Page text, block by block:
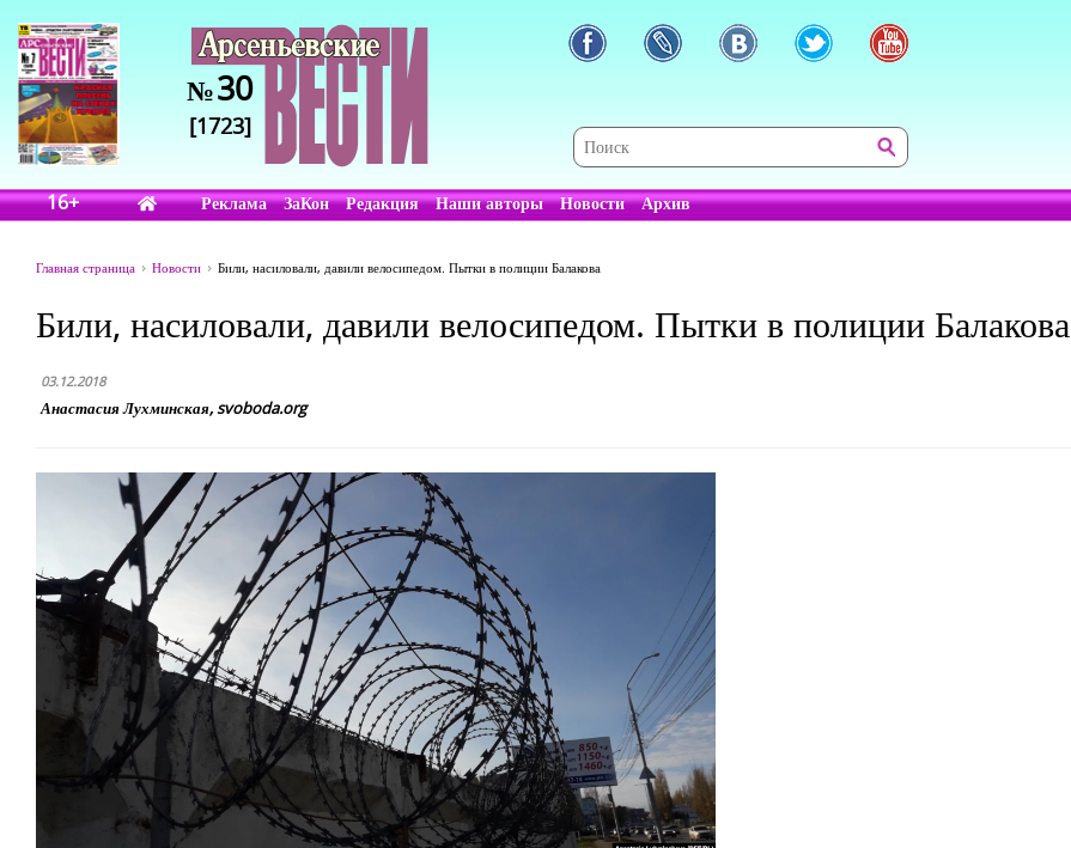
№30
[1723]
16+ Реклама ЗаКон Редакция Наши авторы Новости Архив
Главная страница Новости Били, насиловали, давили велосипедом. Пытки в полиции Балакова
Били, насиловали, давили велосипедом. Пытки в полиции Балакова
03.12.2018
Анастасия Лухминская, svoboda.org